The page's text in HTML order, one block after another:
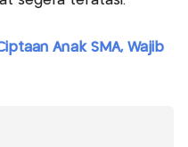
Anak SMA, Wajib